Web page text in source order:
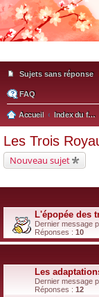
Sujets sans réponse
FAQ
Accueil Index du forum
Les Trois
Nouveau sujet
L'épopée des
Dernier message
Réponses : 10
Les
Dernier message
Réponses : 12